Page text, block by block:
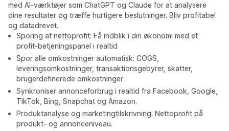
med AI-værktøjer som ChatGPT og Claude for at analysere
dine resultater og træffe hurtigere beslutninger. Bliv profitabel
og datadrevet.
Sporing af nettoprofit: Få indblik i din økonomi med et
profit-betjeningspanel i realtid
Spor alle omkostninger automatisk: COGS,
leveringsomkostninger, transaktionsgebyrer, skatter,
brugerdefinerede omkostninger
Synkroniser annonceforbrug i realtid fra Facebook, Google,
TikTok, Bing, Snapchat og Amazon.
Produktanalyse og marketingtilskrivning: Nettoprofit på
produkt- og annonceniveau.